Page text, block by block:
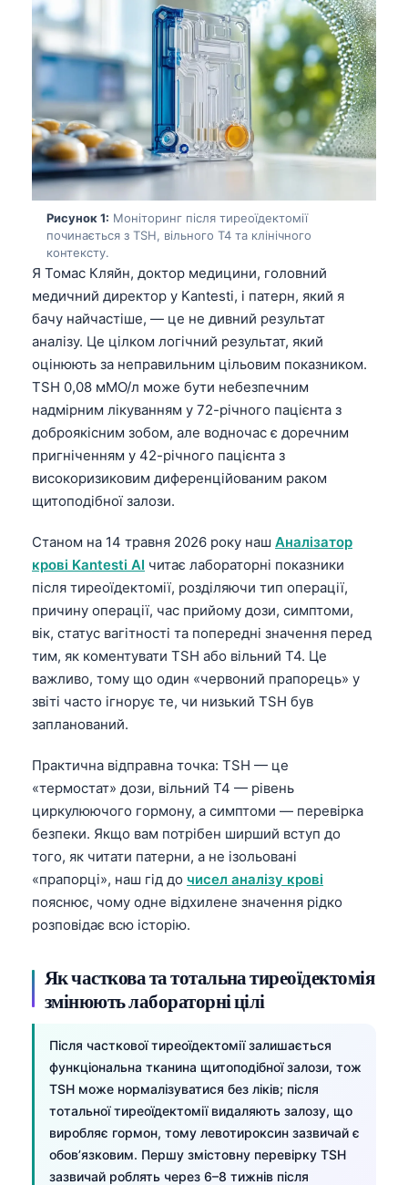
Рисунок 1: Моніторинг після тиреоїдектомії
починається з TSH, вільного T4 та клінічного
контексту.
Я Томас Кляйн, доктор медицини, головний
медичний директор у Kantesti, і патерн, який я
бачу найчастіше, — це не дивний результат
аналізу. Це цілком логічний результат, який
оцінюють за неправильним цільовим показником.
TSH 0,08 мМО/л може бути небезпечним
надмірним лікуванням у 72-річного пацієнта з
доброякісним зобом, але водночас є доречним
пригніченням у 42-річного пацієнта з
високоризиковим диференційованим раком
щитоподібної залози.
Станом на 14 травня 2026 року наш Аналізатор
крові Kantesti AI читає лабораторні показники
після тиреоїдектомії, розділяючи тип операції,
причину операції, час прийому дози, симптоми,
вік, статус вагітності та попередні значення перед
тим, як коментувати TSH або вільний T4. Це
важливо, тому що один «червоний прапорець» у
звіті часто ігнорує те, чи низький TSH був
запланований.
Практична відправна точка: TSH — це
«термостат» дози, вільний T4 — рівень
циркулюючого гормону, а симптоми — перевірка
безпеки. Якщо вам потрібен ширший вступ до
того, як читати патерни, а не ізольовані
«прапорці», наш гід до чисел аналізу крові
пояснює, чому одне відхилене значення рідко
розповідає всю історію.
Як часткова та тотальна тиреоїдектомія
змінюють лабораторні цілі
Після часткової тиреоїдектомії залишається
функціональна тканина щитоподібної залози, тож
TSH може нормалізуватися без ліків; після
тотальної тиреоїдектомії видаляють залозу, що
виробляє гормон, тому левотироксин зазвичай є
обов’язковим. Першу змістовну перевірку TSH
зазвичай роблять через 6–8 тижнів після